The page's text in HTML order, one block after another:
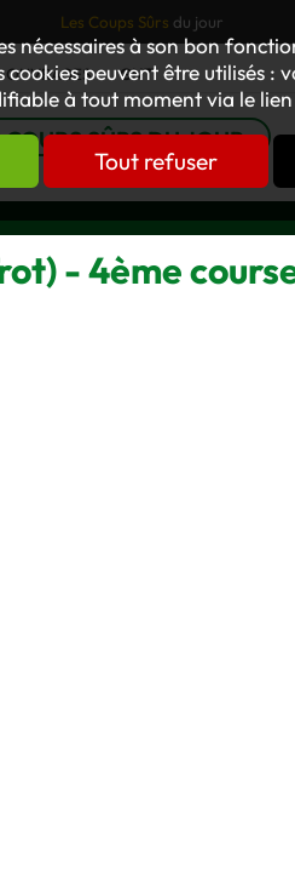
nécessaires à son bon
cookies peuvent être utilisés :
à tout moment via le lien
Tout refuser
Les Coups Sûrs du jour
OUVRAGES GNT
COUPS SÛRS DU JOUR
- 4ème